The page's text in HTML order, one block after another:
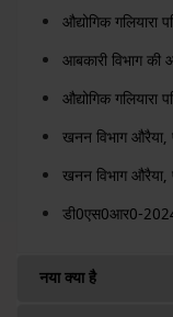
औद्योगिक गलियारा
आबकारी विभाग की
औद्योगिक गलियारा
खनन विभाग औरैया,
खनन विभाग औरैया,
डी0एस0आर0-
नया क्या है